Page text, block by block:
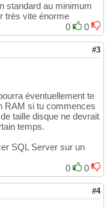
standard au minimum
très vite énorme
0
0
#3
éventuellement te
RAM si tu commences
taille disque ne devrait
temps.
SQL Server sur un
0
0
#4